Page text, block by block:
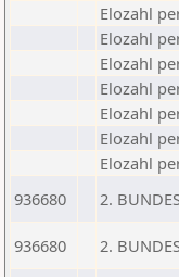
Elozahl
Elozahl
Elozahl
Elozahl
Elozahl
Elozahl
Elozahl
936680
2.
936680 2.